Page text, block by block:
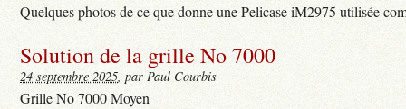
Quelques photos de ce que donne une Pelicase iM2975 utilisée
Solution de la grille No 7000
24 septembre 2025, par Paul Courbis
Grille No 7000 Moyen